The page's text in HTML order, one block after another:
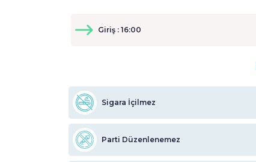
Giriş : 16:00
Sigara İçilmez
Parti Düzenlenemez